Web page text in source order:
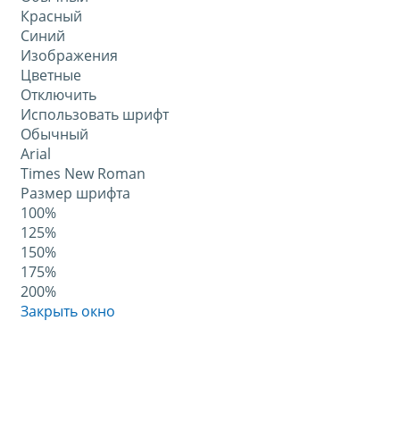
Красный
Синий
Изображения
Цветные
Отключить
Использовать шрифт
Обычный
Arial
Times New Roman
Размер шрифта
100%
125%
150%
175%
200%
Закрыть окно